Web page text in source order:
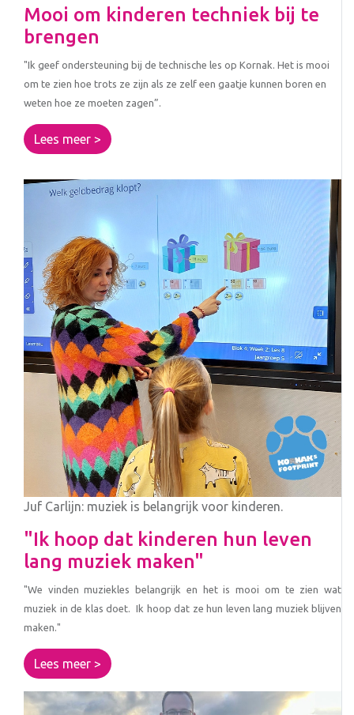
Mooi om kinderen techniek bij te
brengen
"Ik geef ondersteuning bij de technische les op Kornak. Het is mooi
om te zien hoe trots ze zijn als ze zelf een gaatje kunnen boren en
weten hoe ze moeten zagen”.
Lees meer >
Juf Carlijn: muziek is belangrijk voor kinderen.
"Ik hoop dat kinderen hun leven
lang muziek maken"
"We vinden muziekles belangrijk en het is mooi om te zien wat
muziek in de klas doet. Ik hoop dat ze hun leven lang muziek blijven
maken."
Lees meer >